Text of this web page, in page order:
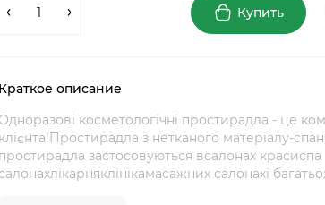
Купить
Краткое описание
Одноразові косметологічні простирадла - це
клієнта!Простирадла з нетканого матеріалу-
простирадла застосовуються всалонах красиспа
салонахлікарняклінікамасажних салонахі